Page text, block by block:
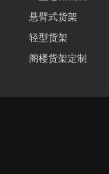
轻型货架
阁楼货架定制
仓储货架品牌